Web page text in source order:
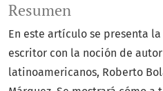
Resumen
En este artículo se presenta
escritor con la noción de
latinoamericanos, Roberto